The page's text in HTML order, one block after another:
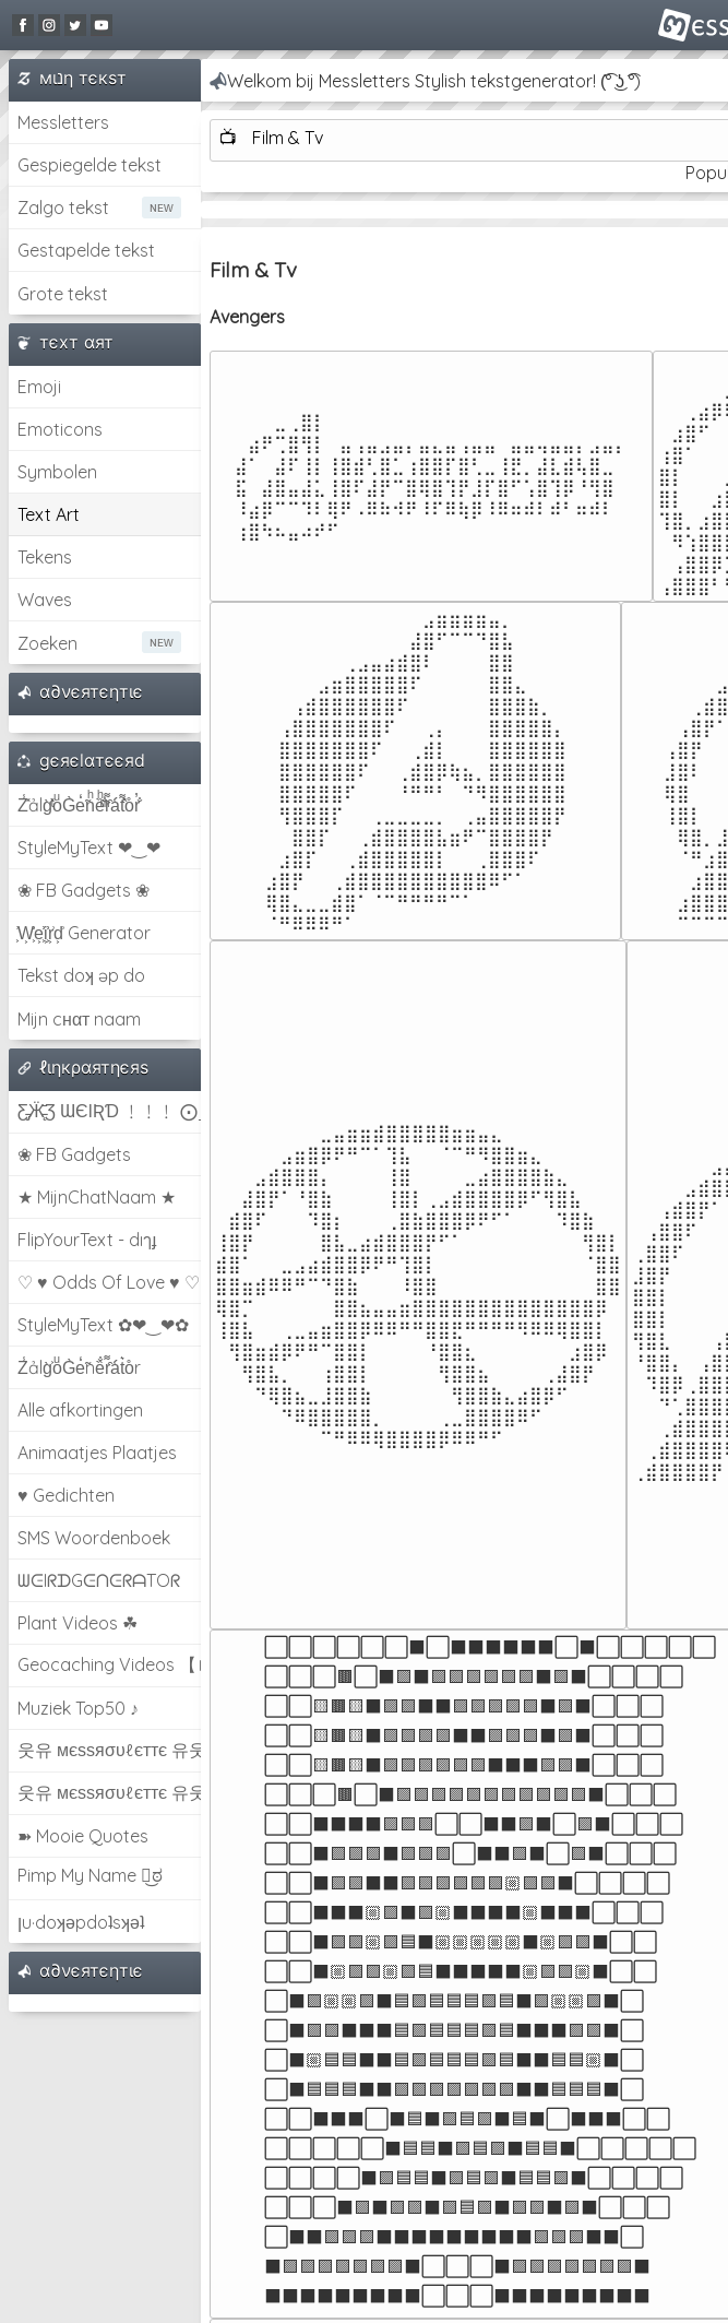
мιנη тєкѕт
Messletters
Gespiegelde tekst
Zalgo tekst
Gestapelde tekst
Grote tekst
тєxт αят
Emoji
Emoticons
Symbolen
Text Art
Tekens
Waves
Zoeken
α∂νєятєηтιє
gєяєlαтєєяd
Z̾̽ảlg̀͐ͭ̽oͧG̀e̒̃nͪȅͪͫ̏̐r͌̑á͑t͌̑͛o̊r̓̐
StyleMyText ❤‿❤
❀ FB Gadgets ❀
͕͗W͕͕͗͗e͕͕͗͗i͕͕͗͗r͕͗d͕͗ Generator
Tekst doʞ əp do
Mijn cнαт naam
ℓιηкραятηєяѕ
Ƹ̵̡Ӝ̵̨̄Ʒ ƜЄƖƦƊ ﹗﹗﹗ ⨀_⨀
❀ FB Gadgets
★ MijnChatNaam ★
FlipYourText - dıๅɟ
♡ ♥ Odds Of Love ♥ ♡
StyleMyText ✿❤‿❤✿
Z̾ảlg̀͐oͧG̀e̒̃nȅ̐r͌̑á͑t͛o̊r
Alle afkortingen
Animaatjes Plaatjes
♥ Gedichten
SMS Woordenboek
ᗯᕮIᖇᗪGᕮᑎᕮᖇᗩTOᖇ
Plant Videos ☘
Geocaching Videos 【►】
Muziek Top50 ♪
웃유 мєѕѕяσυℓєттє 유웃
웃유 мєѕѕяσυℓєттє 유웃
➽ Mooie Quotes
Pimp My Name ಠ͜ಠ
ןu·doʞǝpdoʇsʞǝʇ
α∂νєятєηтιє
📺
Film & Tv
Film & Tv
Avengers
⠀⠀⠀⣀⢀⣿⡇⠀⠀⠀⠀⠀⠀⠀⠀⠀⠀⠀⠀⠀⠀⠀⠀⠀⠀⠀⠀⠀⠀⠀
⠀⣴⠟⢉⣿⢻⡇⠀⣤⢠⣤⣠⣤⡄⣤⣄⣤⢠⣤⣤⠀⣤⣤⢤⣤⣤⡄⣠⣤⡄
⣼⠁⠀⣼⠏⢸⡇⢸⣿⣾⢃⣿⣁⢰⣿⣿⡏⣿⢃⣀⢸⣟⡀⣼⣇⣾⢧⣿⣀⠀
⣯⠀⣼⣿⣤⣼⣅⢸⣿⠏⣼⡟⠉⣿⢿⣿⢹⡟⣸⡏⣿⠋⢡⣿⢹⡿⠘⢻⣿⠀
⠸⣴⡿⠉⠉⠹⠇⢿⠟⠠⠿⠷⠺⠟⠸⠏⠿⢷⡿⠸⠿⠶⠾⠇⠾⠃⠶⠾⠇⠀
⢰⣿⠳⠦⣤⠴⠞⠋⠀⠀⠀⠀⠀⠀⠀⠀⠀⠀⠀⠀⠀⠀⠀⠀⠀⠀⠀⠀⠀⠀
⠀⠀⠀⠀⠀⠀⠀⠀⠀⠀⠀⠀⣠⣶⣶⣶⣶⣤⡀⠀⠀⠀⠀
⠀⠀⠀⠀⠀⠀⠀⠀⠀⠀⠀⣼⣿⠋⠉⠉⠙⣿⣧⠀⠀⠀⠀
⠀⠀⠀⠀⠀⠀⢀⣠⣤⣴⣾⣿⠇⠀⠀⠀⠀⣿⣿⠀⠀⠀⠀
⠀⠀⠀⠀⣠⣶⣿⣿⣿⣿⣿⠏⠀⠀⠀⠀⠀⣿⣿⣄⠀⠀⠀
⠀⠀⢠⣾⣿⣿⣿⣿⣿⣿⠏⠀⠀⠀⠀⠀⠀⣿⣿⣿⣷⡀⠀
⠀⢠⣿⣿⣿⣿⣿⣿⣿⠏⠀⠀⢀⡄⠀⠀⠀⣿⣿⣿⣿⣿⡄
⠀⣿⣿⣿⣿⣿⣿⣿⠏⠀⠀⢀⣾⡇⠀⠀⠀⣿⣿⣿⣿⣿⣿
⠀⣿⣿⣿⣿⣿⣿⠏⠀⠀⢀⣾⣿⡿⢷⣦⡀⣿⣿⣿⣿⣿⣿
⠀⣿⣿⣿⣿⣿⠏⠀⠀⠀⠘⠛⠛⠃⠀⠙⠻⣿⣿⣿⣿⣿⣿
⠀⢻⣿⣿⣿⡏⠀⠀⢀⣀⣀⣀⣀⡀⠀⢀⣤⣿⣿⣿⣿⣿⡟
⠀⠀⣿⣿⡏⠀⠀⢀⣾⣿⣿⣿⣿⣧⣶⠟⠉⣿⣿⣿⣿⡟⠀
⠀⣰⣿⡏⠀⠀⢀⣾⣿⣿⣿⣿⣿⡇⠀⠀⢀⣿⣿⣿⠏⠀⠀
⣰⣿⡟⠀⠀⢀⣾⣿⣿⣿⣿⣿⣿⣿⣿⣿⣿⠿⠋⠁⠀⠀⠀
⢿⣿⣄⣀⣀⣾⣿⠁⠈⠉⠛⠛⠛⠛⠉⠁⠀⠀⠀⠀⠀⠀⠀
⠈⠛⠿⠿⠿⠛⠁⠀⠀⠀⠀⠀⠀⠀⠀⠀⠀⠀⠀⠀⠀⠀⠀
⠀⠀⠀⠀⠀⠀⠀⠀⣀⣤⣶⣶⣾⣿⣿⣿⣿⣿⣶⣶⣤⣄⠀⠀⠀⠀⠀⠀⠀⠀
⠀⠀⠀⠀⠀⣠⣶⣿⡿⠟⠛⠉⠁⢹⣧⠀⠀⠈⠉⠛⠻⣿⣿⣶⣄⠀⠀⠀⠀⠀
⠀⠀⠀⣠⣾⣿⣿⣿⡄⠀⠀⠀⠀⢸⣿⠀⠀⠀⠀⣀⣴⣿⣿⣿⣿⣷⣄⠀⠀⠀
⠀⠀⣼⣿⡟⠁⠘⣿⣷⠀⠀⠀⠀⢸⣿⡇⢀⣠⣾⣿⣿⣿⣿⡿⠋⢻⣿⣧⠀⠀
⠀⣾⣿⠏⠀⠀⠀⠹⣿⡆⠀⠀⠀⢀⣿⣷⣿⣿⣿⡿⠟⠋⠁⠀⠀⠀⠹⣿⣷⠀
⢸⣿⡟⠀⠀⠀⠀⠀⣿⣧⣀⣴⣾⣿⣿⣿⡟⠋⠁⠀⠀⠀⠀⠀⠀⠀⠀⠀⢻⣿⡇
⣾⣿⠁⠀⠀⣀⣠⣴⣾⣿⣿⡿⠟⠛⢹⣿⡇⠀⠀⠀⠀⠀⠀⠀⠀⠀⠀⠀⠈⣿⣿
⣿⣿⣶⣾⠿⠿⠛⠉⠙⣿⣷⠀⠀⠀⠸⣿⣿⠀⠀⠀⠀⠀⠀⠀⠀⠀⠀⠀⠀⣿⣿
⢿⣿⡉⠀⠀⠀⠀⠀⠀⣿⣿⣦⣤⣤⣶⣿⣿⣿⣿⣿⣿⣿⣿⣿⣿⣿⣿⣿⣿⡿
⢸⣿⣧⠀⠀⢀⣀⣤⣶⣿⣿⡿⠿⠿⠛⠛⣿⣿⣟⠛⠛⠛⠛⠻⠿⠿⢿⣿⣿⡇
⠀⢻⣿⣶⣾⡿⠟⠛⠉⣿⣿⡇⠀⠀⠀⠀⠘⣿⣿⣆⠀⠀⠀⠀⠀⠀⠀⣰⣿⡿⠀
⠀⠀⢻⣿⣧⡀⠀⠀⢰⣿⣿⡇⠀⠀⠀⠀⠀⢻⣿⣿⣦⠀⠀⠀⠀⢀⣼⣿⡟⠀⠀
⠀⠀⠀⠙⢿⣿⣦⣀⣸⣿⣿⣷⠀⠀⠀⠀⠀⠀⢻⣿⣿⣷⣄⣴⣿⡿⠋⠀⠀⠀
⠀⠀⠀⠀⠀⠙⠿⣿⣿⣿⣿⣿⡀⠀⠀⠀⠀⢀⣀⣿⣿⣿⣿⠿⠋⠀⠀⠀⠀⠀
⠀⠀⠀⠀⠀⠀⠀⠀⠉⠛⠿⠿⢿⣿⣿⣿⣿⡿⠿⠿⠛⠋⠀⠀⠀⠀⠀⠀⠀⠀
⬜⬜⬜⬜⬜⬜⬛⬜⬛⬛⬛⬛⬛⬛⬜⬛⬜⬜⬜⬜⬜
⬜⬜⬜🟫⬜⬛🟪⬛🟪🟪🟪🟪🟪🟪⬛🟪⬛⬜⬜⬜⬜
⬜⬜🟨🟫🟨⬛🟪🟪⬛⬛🟪🟪🟪🟪🟪⬛🟪⬛⬜⬜⬜
⬜⬜🟨🟫🟨⬛🟪🟪🟪🟪⬛⬛🟪🟪🟪⬛🟪⬛⬜⬜⬜
⬜⬜🟨🟫🟨⬛🟪🟪🟪🟪🟪🟪⬛⬛⬛🟪🟪⬛⬜⬜⬜
⬜⬜⬜🟫⬜⬛🟪🟪🟪🟪🟪🟪🟪🟪🟪🟪🟪⬛⬜⬜⬜
⬜⬜⬛⬛⬛⬛🟪🟪🟪⬜⬜⬛⬛🟪⬛⬜🟪⬛⬜⬜⬜
⬜⬜⬛🟪🟪🟪⬛🟪🟪🟪⬜⬛⬛🟪⬛⬜🟪⬛⬜⬜⬜
⬜⬜⬛🟪🟪⬛⬛🟪🟪🟪🟪🟪🟪🏼🟪🟪⬛⬜⬜⬜⬜
⬜⬜⬛⬛⬛🏼🟪⬛🟪🏼⬛⬛⬛⬛🏼⬛⬛⬛⬜⬜⬜
⬜⬜⬛🟪🟪🏼🟪🟦⬛🏼🏼🏼🏼🏼⬛🏼🟪🟪⬛⬜⬜
⬜⬜⬛🏼🟪🟪🏼🟪🟦⬛⬛⬛⬛⬛🏼🟪🟪🏼⬛⬜⬜
⬜⬛🟪🏼🏼🟪⬛🟦🟪🟦🟦🟦🟪🟦⬛🟪🏼🏼🟪⬛⬜
⬜⬛🟪🟪⬛⬛⬛🟦🟪🟦🟦🟦🟪🟦⬛⬛⬛🟪🟪⬛⬜
⬜⬛🏼🟦🟦⬛⬛🟦🟪🟦🟦🟦🟪🟦⬛⬛🟦🟦🏼⬛⬜
⬜⬛🟦🟦🟦⬛⬛🟪🟪🟪🟪🟪🟪🟪⬛⬛🟦🟦🟦⬛⬜
⬜⬜⬛⬛⬛⬜⬛🟦⬛🟪🟦🟪⬛🟦⬛⬜⬛⬛⬛⬜⬜
⬜⬜⬜⬜⬜⬛🟦🟦⬛🟪🟦🟪⬛🟦🟦⬛⬜⬜⬜⬜⬜
⬜⬜⬜⬜⬛🟪🟦🟦⬛🟪🟦🟪⬛🟦🟦🟪⬛⬜⬜⬜⬜
⬜⬜⬜⬛🟪⬛🟪🟪⬛🟪🟦🟪⬛🟪🟪⬛🟪⬛⬜⬜⬜
⬜⬛⬛🟪🟪🟪⬛⬛⬛⬛⬛⬛⬛⬛⬛🟪🟪🟪⬛⬛⬜
⬛🟪🟪🟪🟪🟪🟪🟪⬛⬜⬜⬜⬛🟪🟪🟪🟪🟪🟪🟪⬛
⬛⬛⬛⬛⬛⬛⬛⬛⬛⬜⬜⬜⬛⬛⬛⬛⬛⬛⬛⬛⬛